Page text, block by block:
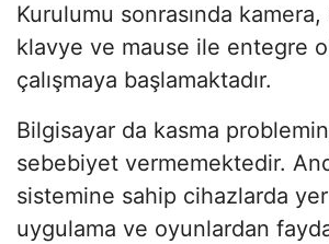
Kurulumu sonrasında
klavye ve mause ile entegre
çalışmaya başlamaktadır.
Bilgisayar da kasma
sebebiyet vermemektedir.
sistemine sahip cihazlarda
uygulama ve oyunlardan